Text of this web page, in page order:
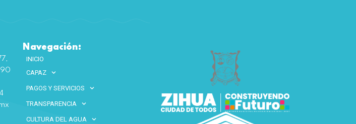
Navegación:
INICIO
CAPAZ
PAGOS Y SERVICIOS
TRANSPARENCIA
CULTURA DEL AGUA